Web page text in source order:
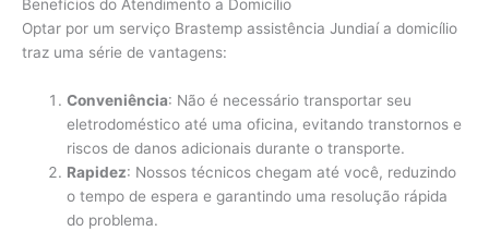
Benefícios do Atendimento a Domicílio
Optar por um serviço Brastemp assistência Jundiaí a domicílio
traz uma série de vantagens:
Conveniência: Não é necessário transportar seu
eletrodoméstico até uma oficina, evitando transtornos e
riscos de danos adicionais durante o transporte.
Rapidez: Nossos técnicos chegam até você, reduzindo
o tempo de espera e garantindo uma resolução rápida
do problema.